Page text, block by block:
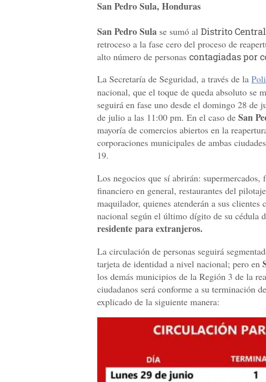
San Pedro Sula, Honduras
San Pedro Sula se sumó al Distrito
retroceso a la fase cero del proceso de
alto número de personas contagiadas por
La Secretaría de Seguridad, a través de la
nacional, que el toque de queda absoluto se
seguirá en fase uno desde el domingo 28 de
de julio a las 11:00 pm. En el caso de San
mayoría de comercios abiertos en la
corporaciones municipales de ambas
19.
Los negocios que sí abrirán: supermercados,
financiero en general, restaurantes del
maquilador, quienes atenderán a sus
nacional según el último dígito de su cédula
residente para extranjeros.
La circulación de personas seguirá
tarjeta de identidad a nivel nacional; pero en
los demás municipios de la Región 3 de la
ciudadanos será conforme a su terminación
explicado de la siguiente manera: